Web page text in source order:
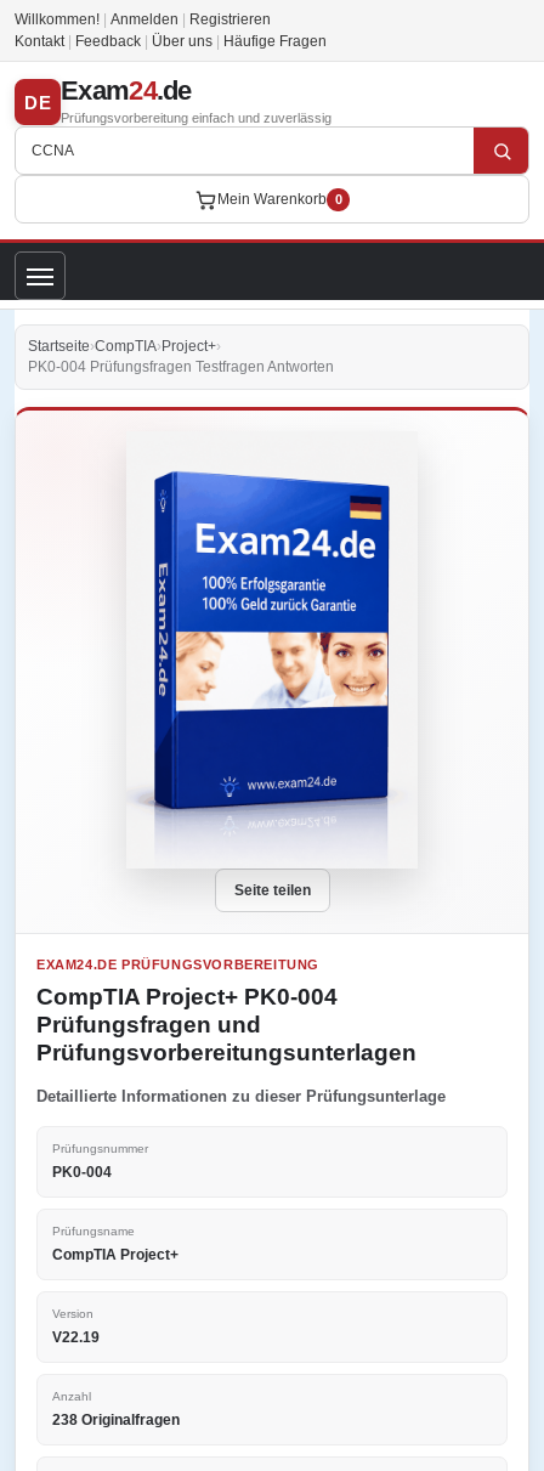
Willkommen! Anmelden
Registrieren
Kontakt
Feedback Über uns Häufige Fragen
DE Exam24.de
Prüfungsvorbereitung einfach und zuverlässig
Mein Warenkorb 0
Startseite›CompTIA›Project+›
PK0-004 Prüfungsfragen Testfragen Antworten
Seite teilen
EXAM24.DE PRÜFUNGSVORBEREITUNG
CompTIA Project+ PK0-004
Prüfungsfragen und
Prüfungsvorbereitungsunterlagen
Detaillierte Informationen zu dieser Prüfungsunterlage
Prüfungsnummer
PK0-004
Prüfungsname
CompTIA Project+
Version
V22.19
Anzahl
238 Originalfragen